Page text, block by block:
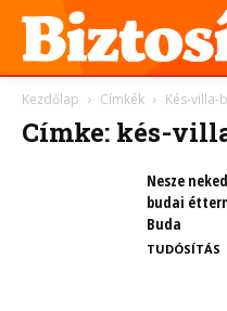
Kezdőlap Címkék Kés-villa-
Címke: kés-
Nesze
budai
Buda
TUDÓSÍTÁS